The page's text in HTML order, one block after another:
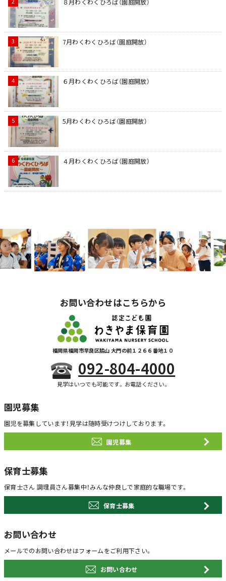
7月わくわくひろば（園庭開放）
６月わくわくひろば（園庭開放）
5月わくわくひろば（園庭開放）
４月わくわくひろば（園庭開放）
お問い合わせはこちらから
福岡県福岡市早良区脇山 大門の前１２６６番地１０
092-804-4000
見学はいつでも可能です。お電話ください。
園児募集
園児を募集しています！ 見学は随時受けつけしております。
園児募集
保育士募集
保育士さん 調理員さん募集中！みんな仲良しで家庭的な職場です。
保育士募集
お問い合わせ
メールでのお問い合わせはフォームをご利用下さい。
お問い合わせ